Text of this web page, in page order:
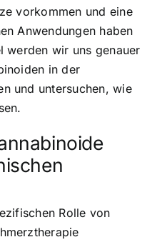
vorkommen und eine
Anwendungen haben
werden wir uns genauer
in der
und untersuchen, wie
Rolle von